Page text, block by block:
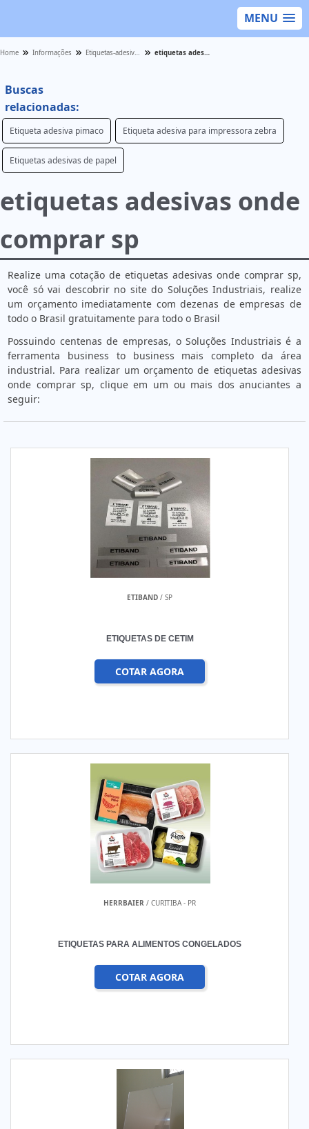
MENU
Home Informações Etiquetas-adesivas - Categoria etiquetas adesivas onde comprar sp
Buscas
relacionadas:
Etiqueta adesiva pimaco Etiqueta adesiva para impressora zebra
Etiquetas adesivas de papel
etiquetas adesivas onde
comprar sp
Realize uma cotação de etiquetas adesivas onde comprar sp,
você só vai descobrir no site do Soluções Industriais, realize
um orçamento imediatamente com dezenas de empresas de
todo o Brasil gratuitamente para todo o Brasil
Possuindo centenas de empresas, o Soluções Industriais é a
ferramenta business to business mais completo da área
industrial. Para realizar um orçamento de etiquetas adesivas
onde comprar sp, clique em um ou mais dos anuciantes a
seguir:
ETIBAND / SP
ETIQUETAS DE CETIM
COTAR AGORA
HERRBAIER / CURITIBA - PR
ETIQUETAS PARA ALIMENTOS CONGELADOS
COTAR AGORA